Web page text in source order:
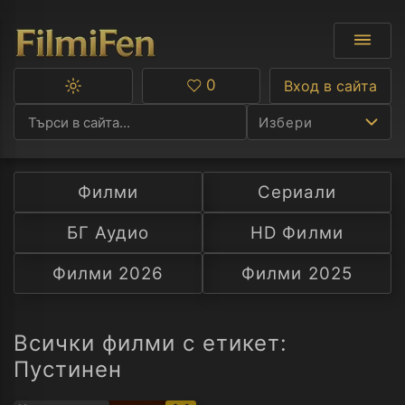
Избери
Ф
С
А
Превключване
тъмна
тема
Любими
0 Вход в сайта
Филми
Сериали
БГ Аудио
HD Филми
Филми 2026
Филми 2025
Всички филми с етикет:
Пустинен